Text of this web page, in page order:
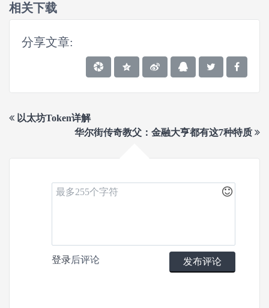
相关下载
分享文章:
以太坊Token详解
华尔街传奇教父：金融大亨都有这7种特质
登录后评论 发布评论